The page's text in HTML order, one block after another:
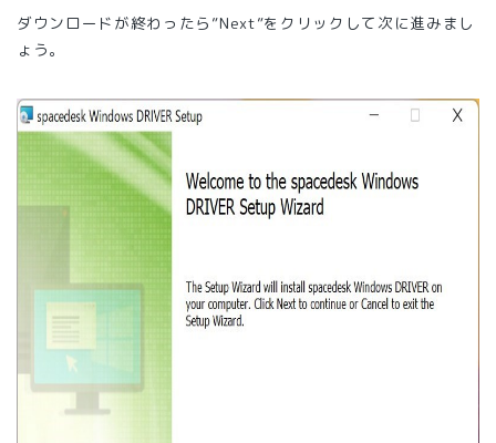
ダウンロードが終わったら”Next”をクリックして次に進みまし
ょう。